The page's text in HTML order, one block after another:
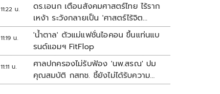
11:22 น.
ดร.เอนก เตือนสังคมศาสตร์ไทย ไร้ราก
เหง้า ระวังกลายเป็น 'ศาสตร์ไร้จิต
วิญญาณ'
11:19 น.
'น้ำตาล' ตัวแม่แฟชั่นไอคอน ขึ้นแท่นแบ
รนด์แอมฯ FitFlop
11:11 น.
ศาลปกครองไม่รับฟ้อง 'นพ.สรณ' ปม
คุณสมบัติ กสทช. ชี้ยังไม่ได้รับความ
เดือดร้อนเสียหาย